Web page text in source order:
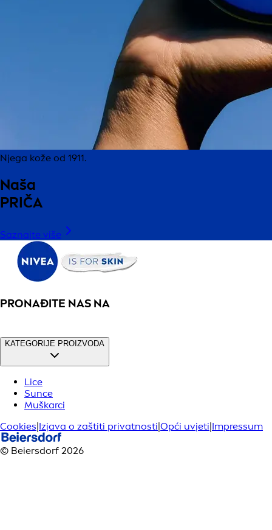
Njega kože od 1911.
Naša
PRIČA
Saznajte više
PRONAĐITE NAS NA
KATEGORIJE PROIZVODA
Lice
Sunce
Muškarci
Cookies Izjava o zaštiti privatnosti Opći uvjeti Impressum
© Beiersdorf 2026